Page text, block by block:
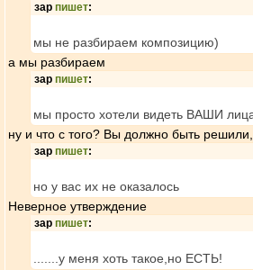
зар пишет:
мы не разбираем композицию)
а мы разбираем
зар пишет:
мы просто хотели видеть ВАШИ
ну и что с того? Вы должно быть
зар пишет:
но у вас их не оказалось
Неверное утверждение
зар пишет:
.......у меня хоть такое,но ЕСТЬ!